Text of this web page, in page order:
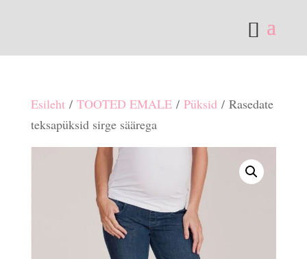
Esileht/ TOOTED EMALE/ Püksid/ Rasedate
teksapüksid sirge säärega